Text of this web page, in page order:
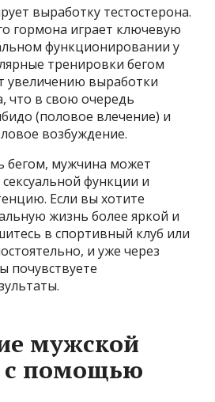
выработку тестостерона.
гормона играет ключевую
функционировании у
тренировки бегом
увеличению выработки
что в свою очередь
(половое влечение) и
возбуждение.
бегом, мужчина может
функции и
Если вы хотите
жизнь более яркой и
в спортивный клуб или
и уже через
почувствуете
мужской
с помощью